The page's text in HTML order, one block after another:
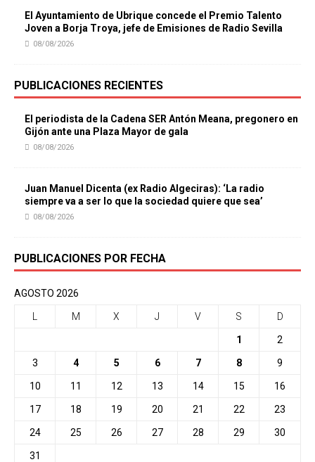
El Ayuntamiento de Ubrique concede el Premio Talento
Joven a Borja Troya, jefe de Emisiones de Radio Sevilla
08/08/2026
PUBLICACIONES RECIENTES
El periodista de la Cadena SER Antón Meana, pregonero en
Gijón ante una Plaza Mayor de gala
08/08/2026
Juan Manuel Dicenta (ex Radio Algeciras): ‘La radio
siempre va a ser lo que la sociedad quiere que sea’
08/08/2026
PUBLICACIONES POR FECHA
AGOSTO 2026
M X J V S D
1 2
3 4 5 6 7 8 9
10 11 12 13 14 15 16
17 18 19 20 21 22 23
24 25 26 27 28 29 30
31